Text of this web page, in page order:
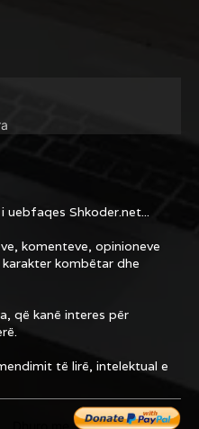
uebfaqes Shkoder.net...
komenteve, opinioneve
kombëtar dhe
që kanë interes për
të lirë, intelektual e